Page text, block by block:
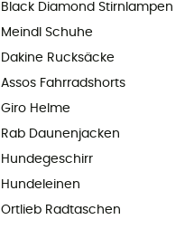
Black Diamond Stirnlampen
Meindl Schuhe
Dakine Rucksäcke
Assos Fahrradshorts
Giro Helme
Rab Daunenjacken
Hundegeschirr
Hundeleinen
Ortlieb Radtaschen